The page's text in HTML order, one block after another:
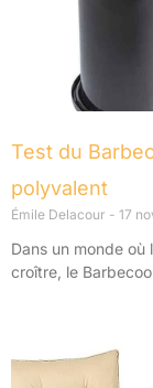
Test du
polyvalent
Émile Delacour 17
Dans un monde
croître, le